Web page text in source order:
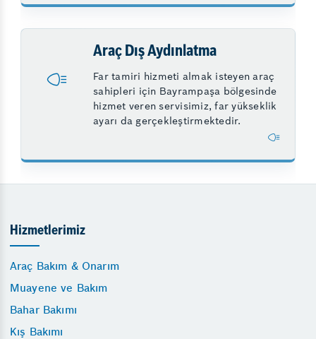
Araç Dış Aydınlatma
Far tamiri hizmeti almak isteyen araç
sahipleri için Bayrampaşa bölgesinde
hizmet veren servisimiz, far yükseklik
ayarı da gerçekleştirmektedir.
Hizmetlerimiz
Araç Bakım & Onarım
Muayene ve Bakım
Bahar Bakımı
Kış Bakımı